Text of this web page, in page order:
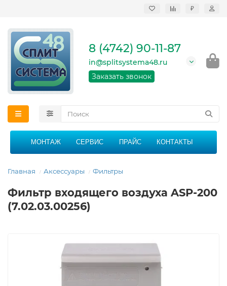
₽
кондиционеров в
области
График работы: 9:00 -
21:00 без перерыва и
8 (4742) 90-11-87
in@splitsystema48.ru
Заказать звонок
МОНТАЖ СЕРВИС ПРАЙС КОНТАКТЫ
Главная Аксессуары Фильтры
Фильтр входящего воздуха ASP-200
(7.02.03.00256)